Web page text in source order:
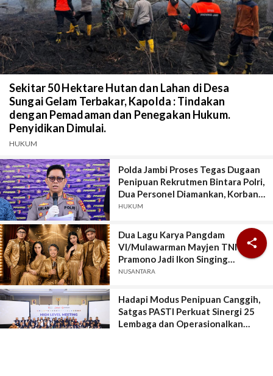

Sekitar 50 Hektare Hutan dan Lahan di Desa
Sungai Gelam Terbakar, Kapolda : Tindakan
dengan Pemadaman dan Penegakan Hukum.
Penyidikan Dimulai.
HUKUM
Polda Jambi Proses Tegas Dugaan
Penipuan Rekrutmen Bintara Polri,
Dua Personel Diamankan, Korban
Dari Rakyat Biasa Hingga Perwira,
HUKUM
Dua Lagu Karya Pangdam
VI/Mulawarman Mayjen TNI Krido
Pramono Jadi Ikon Singing
Competition HUT Ke-81 RI
NUSANTARA
Hadapi Modus Penipuan Canggih,
Satgas PASTI Perkuat Sinergi 25
Lembaga dan Operasionalkan